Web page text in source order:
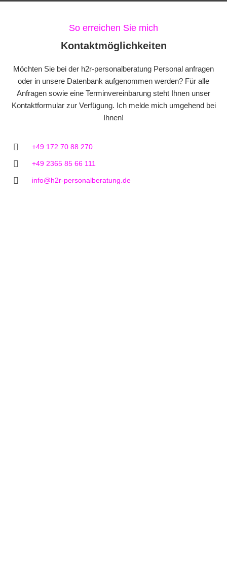
So erreichen Sie mich
Kontaktmöglichkeiten
Möchten Sie bei der h2r-personalberatung Personal anfragen
oder in unsere Datenbank aufgenommen werden? Für alle
Anfragen sowie eine Terminvereinbarung steht Ihnen unser
Kontaktformular zur Verfügung. Ich melde mich umgehend bei
Ihnen!
+49 172 70 88 270
+49 2365 85 66 111
info@h2r-personalberatung.de